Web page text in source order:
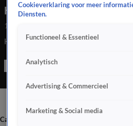
Hélène Hendriks geeft
18 mei 2021, 07:58
Hélène Hendriks geeft rondleiding
Categorieën
Cookieverklaring voor meer
Diensten.
Functioneel & Essentieel
Analytisch
Advertising & Commercieel
Marketing & Social media